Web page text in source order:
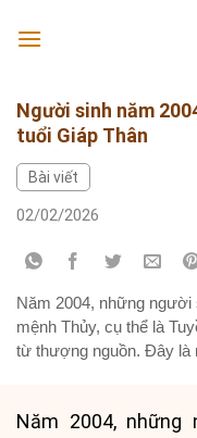
Người sinh năm
tuổi Giáp Thân
Bài viết
02/02/2026
Năm 2004, những người
mệnh Thủy, cụ thể là
từ thượng nguồn. Đây là
Năm 2004, những